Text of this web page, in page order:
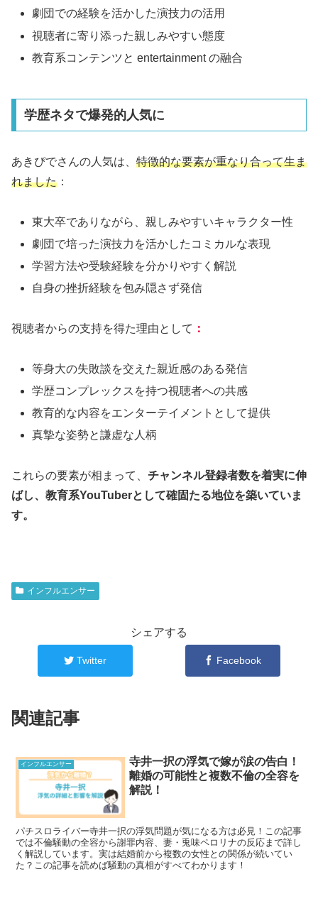
劇団での経験を活かした演技力の活用
視聴者に寄り添った親しみやすい態度
教育系コンテンツと entertainment の融合
学歴ネタで爆発的人気に
あきぴでさんの人気は、 特徴的な要素が重なり合って生ま
れました ：
東大卒でありながら、親しみやすいキャラクター性
劇団で培った演技力を活かしたコミカルな表現
学習方法や受験経験を分かりやすく解説
自身の挫折経験を包み隠さず発信
視聴者からの支持を得た理由として ：
等身大の失敗談を交えた親近感のある発信
学歴コンプレックスを持つ視聴者への共感
教育的な内容をエンターテイメントとして提供
真摯な姿勢と謙虚な人柄
これらの要素が相まって、 チャンネル登録者数を着実に伸
ばし、教育系YouTuberとして確固たる地位を築いていま
す。
インフルエンサー
シェアする
Twitter Facebook
関連記事
インフルエンサー
寺井一択の浮気で嫁が涙の告白！
離婚の可能性と複数不倫の全容を
解説！
パチスロライバー寺井一択の浮気問題が気になる方は必見！この記事
では不倫騒動の全容から謝罪内容、妻・兎味ペロリナの反応まで詳し
く解説しています。実は結婚前から複数の女性との関係が続いてい
た？この記事を読めば騒動の真相がすべてわかります！